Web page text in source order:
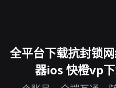
全平台下载抗封锁
器ios 快橙vp